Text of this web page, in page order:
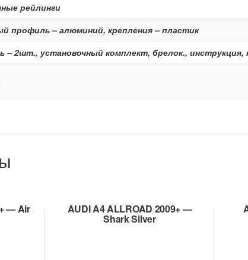
рейлинги
профиль – алюминий, крепления – пластик
– 2шт., установочный комплект, брелок., инструкция,
— Air AUDI A4 ALLROAD 2009+ —
Shark Silver